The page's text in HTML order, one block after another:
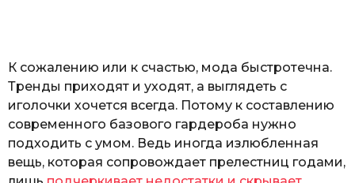
К сожалению или к счастью, мода быстротечна.
Тренды приходят и уходят, а выглядеть с
иголочки хочется всегда. Потому к составлению
современного базового гардероба нужно
подходить с умом. Ведь иногда излюбленная
вещь, которая сопровождает прелестниц годами,